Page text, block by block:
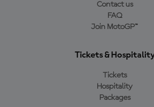
Contact us
FAQ
Join MotoGP™
Tickets &
Tickets
Hospitality
Packages